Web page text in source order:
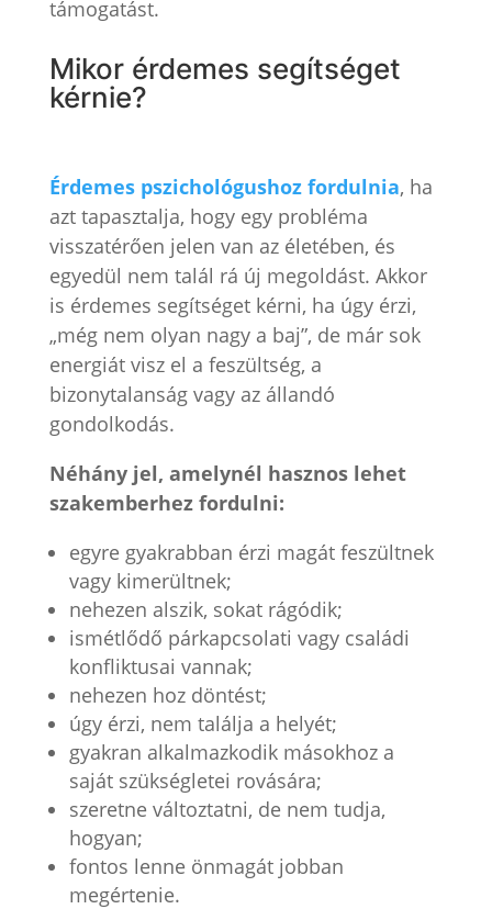
támogatást.
Mikor érdemes segítséget
kérnie?
Érdemes pszichológushoz fordulnia, ha
azt tapasztalja, hogy egy probléma
visszatérően jelen van az életében, és
egyedül nem talál rá új megoldást. Akkor
is érdemes segítséget kérni, ha úgy érzi,
„még nem olyan nagy a baj”, de már sok
energiát visz el a feszültség, a
bizonytalanság vagy az állandó
gondolkodás.
Néhány jel, amelynél hasznos lehet
szakemberhez fordulni:
egyre gyakrabban érzi magát feszültnek
vagy kimerültnek;
nehezen alszik, sokat rágódik;
ismétlődő párkapcsolati vagy családi
konfliktusai vannak;
nehezen hoz döntést;
úgy érzi, nem találja a helyét;
gyakran alkalmazkodik másokhoz a
saját szükségletei rovására;
szeretne változtatni, de nem tudja,
hogyan;
fontos lenne önmagát jobban
megértenie.